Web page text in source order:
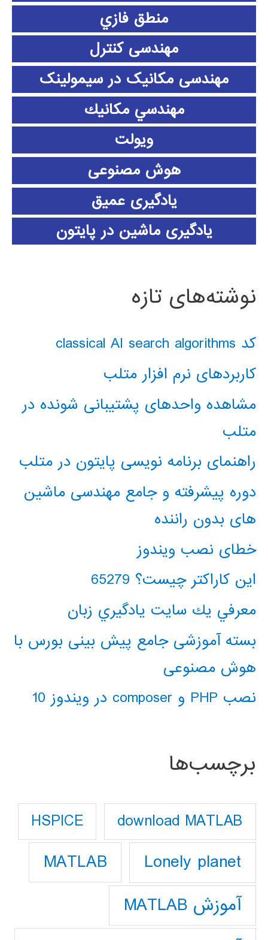
منطق فازي
مهندسی کنترل
مهندسی مکانیک در سیمولینک
مهندسي مكانيك
ویولت
هوش مصنوعی
یادگیری عمیق
یادگیری ماشین در پایتون
نوشته‌های تازه
کد classical AI search algorithms
کاربردهای نرم افزار متلب
مشاهده واحدهای پشتیبانی شونده در
متلب
راهنمای برنامه نویسی پایتون در متلب
دوره پیشرفته و جامع مهندسی ماشین
های بدون راننده
خطای نصب ویندوز
این کاراکتر چیست؟ 65279
معرفي يك سايت يادگيري زبان
بسته آموزشی جامع پیش بینی بورس با
هوش مصنوعی
نصب PHP و composer در ویندوز 10
برچسب‌ها
download MATLAB
HSPICE
Lonely planet
MATLAB
آموزش MATLAB